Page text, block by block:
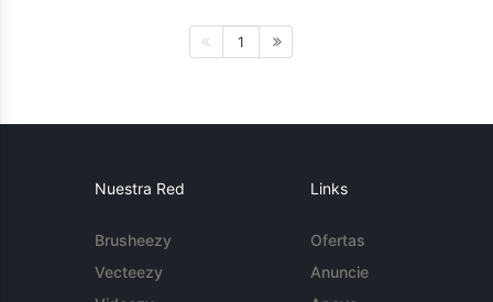
1
Nuestra Red
Brusheezy
Vecteezy
Links
Ofertas
Anuncie